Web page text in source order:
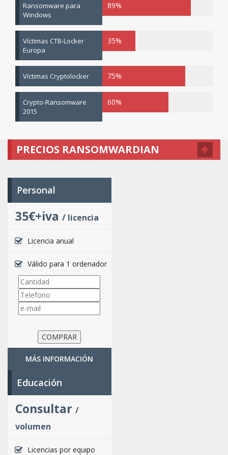
Ransomware para
Windows
89%
Víctimas CTB-Locker
Europa
35%
Víctimas Cryptolocker 75%
Crypto-Ransomware
2015
60%
PRECIOS RANSOMWARDIAN
Personal
35€+iva / licencia
Licencia anual
Válido para 1 ordenador
MÁS INFORMACIÓN
Educación
Consultar /
volumen
Licencias por equipo